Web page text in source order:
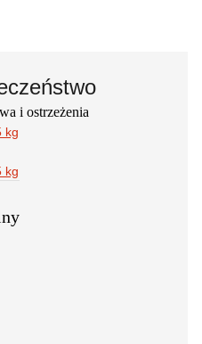
i ostrzeżenia
kg
kg